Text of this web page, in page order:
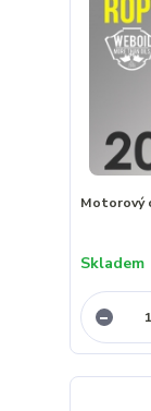
Motorový
Skladem